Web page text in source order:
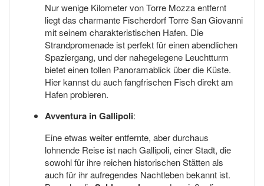
Nur wenige Kilometer von Torre Mozza entfernt
liegt das charmante Fischerdorf Torre San Giovanni
mit seinem charakteristischen Hafen. Die
Strandpromenade ist perfekt für einen abendlichen
Spaziergang, und der nahegelegene Leuchtturm
bietet einen tollen Panoramablick über die Küste.
Hier kannst du auch fangfrischen Fisch direkt am
Hafen probieren.
Avventura in Gallipoli:
Eine etwas weiter entfernte, aber durchaus
lohnende Reise ist nach Gallipoli, einer Stadt, die
sowohl für ihre reichen historischen Stätten als
auch für ihr aufregendes Nachtleben bekannt ist.